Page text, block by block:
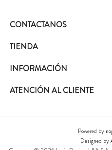
CONTACTANOS
TIENDA
INFORMACIÓN
ATENCIÓN AL CLIENTE
Powered by
Designed by